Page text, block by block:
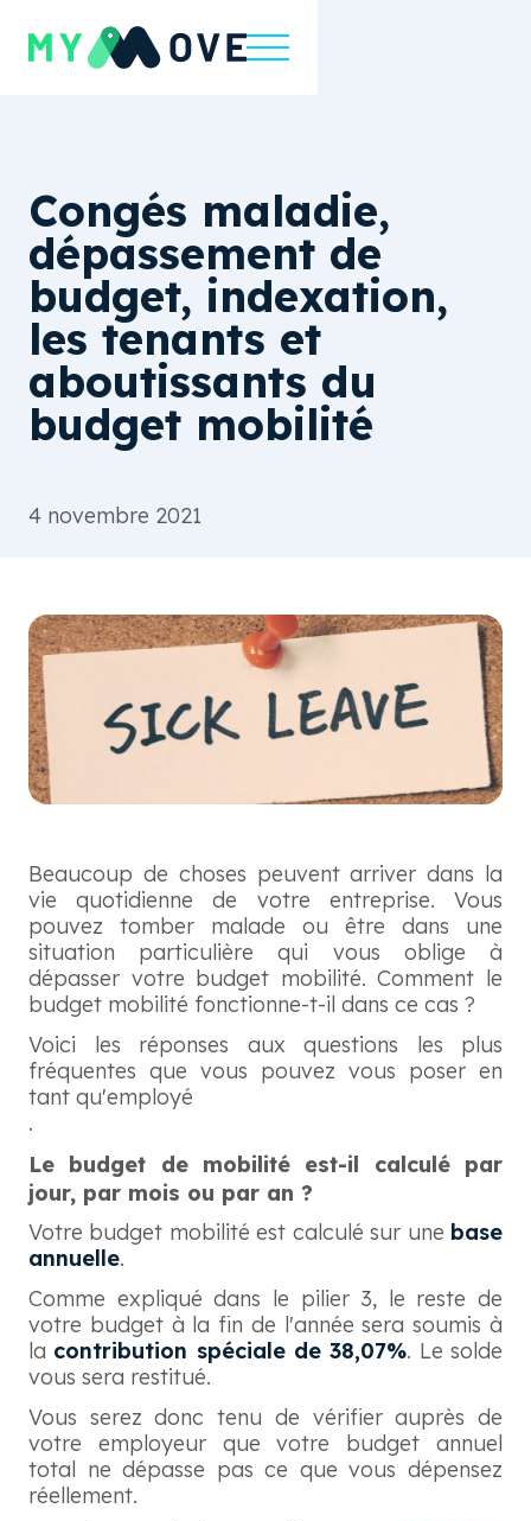
Congés maladie,
dépassement de
budget, indexation,
les tenants et
aboutissants du
budget mobilité
4 novembre 2021
Beaucoup de choses peuvent arriver dans la
vie quotidienne de votre entreprise. Vous
pouvez tomber malade ou être dans une
situation particulière qui vous oblige à
dépasser votre budget mobilité. Comment le
budget mobilité fonctionne-t-il dans ce cas ?
Voici les réponses aux questions les plus
fréquentes que vous pouvez vous poser en
tant qu'employé
.
Le budget de mobilité est-il calculé par
jour, par mois ou par an ?
Votre budget mobilité est calculé sur une base
annuelle.
Comme expliqué dans le pilier 3, le reste de
votre budget à la fin de l'année sera soumis à
la contribution spéciale de 38,07%. Le solde
vous sera restitué.
Vous serez donc tenu de vérifier auprès de
votre employeur que votre budget annuel
total ne dépasse pas ce que vous dépensez
réellement.